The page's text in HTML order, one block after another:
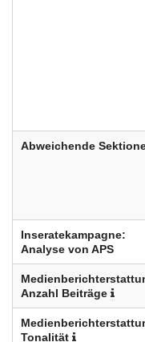
Abweichende
Inseratekampagne:
Analyse von APS
Anzahl Beiträge
Tonalität